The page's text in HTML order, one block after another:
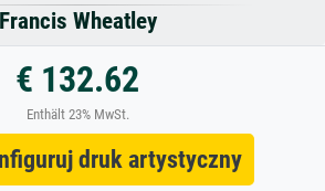
Francis Wheatley
€ 132.62
Enthält 23% MwSt.
druk artystyczny